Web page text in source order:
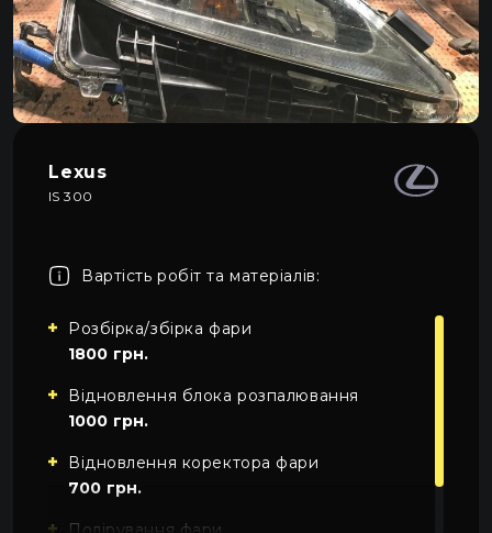
Про автосвітло
3
Усі категорії
Автосвітло
Проводка
Контакти
Lexus
IS 300
Вартість робіт та матеріалів:
Розбірка/збірка фари
1800 грн.
Відновлення блока розпалювання
1000 грн.
Відновлення коректора фари
700 грн.